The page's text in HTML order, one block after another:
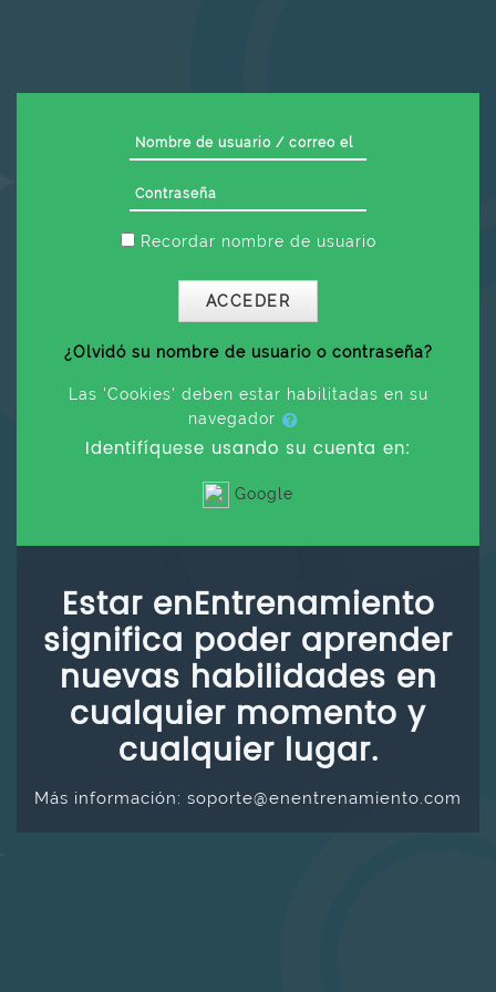
Nombre de usuario / correo
Recordar nombre de usuario
ACCEDER
¿Olvidó su nombre de usuario o contraseña?
Las 'Cookies' deben estar habilitadas en su
navegador
Identifíquese usando su cuenta en:
Google
Estar enEntrenamiento
significa poder aprender
nuevas habilidades en
cualquier momento y
cualquier lugar.
Más información: soporte@enentrenamiento.com